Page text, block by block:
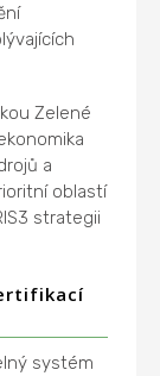
Zelené
a
oblastí
strategii
systém